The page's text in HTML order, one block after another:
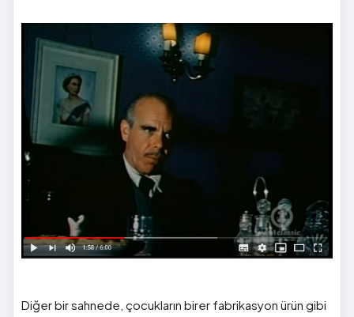
Diğer bir sahnede, çocukların birer fabrikasyon ürün gibi